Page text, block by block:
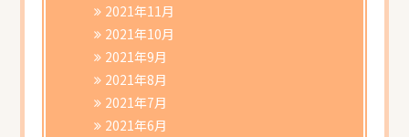
2021年11月
2021年10月
2021年9月
2021年8月
2021年7月
2021年6月